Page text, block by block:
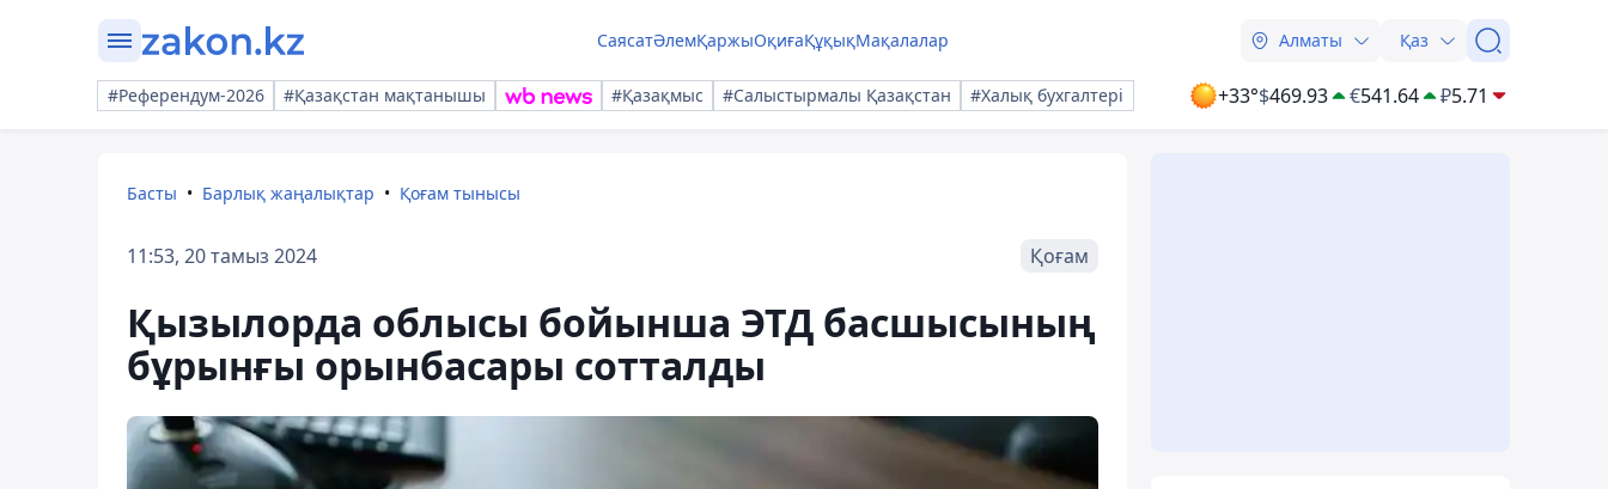
СаясатӘлемҚаржыОқиғаҚұқықМақалалар Алматы Қаз
#Референдум-2026 #Қазақстан мақтанышы #Қазақмыс #Салыстырмалы Қазақстан #Халық бухгалтері +33°$469.93 €541.64 ₽5.71
Басты Барлық жаңалықтар Қоғам тынысы
11:53, 20 тамыз 2024 Қоғам
Қызылорда облысы бойынша ЭТД басшысының
бұрынғы орынбасары сотталды